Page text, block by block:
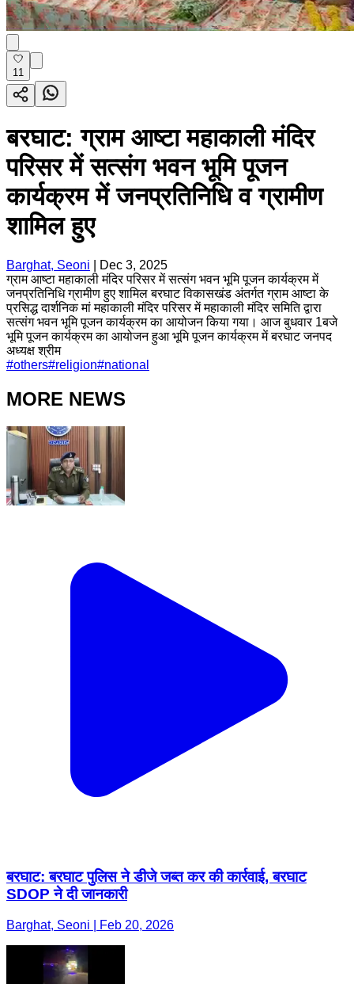
11
बरघाट: ग्राम आष्टा महाकाली मंदिर
परिसर में सत्संग भवन भूमि पूजन
कार्यक्रम में जनप्रतिनिधि व ग्रामीण
शामिल हुए
Barghat, Seoni
Dec 3, 2025
ग्राम आष्टा महाकाली मंदिर परिसर में सत्संग भवन भूमि पूजन कार्यक्रम में
जनप्रतिनिधि ग्रामीण हुए शामिल बरघाट विकासखंड अंतर्गत ग्राम आष्टा के
प्रसिद्ध दार्शनिक मां महाकाली मंदिर परिसर में महाकाली मंदिर समिति द्वारा
सत्संग भवन भूमि पूजन कार्यक्रम का आयोजन किया गया। आज बुधवार 1बजे
भूमि पूजन कार्यक्रम का आयोजन हुआ भूमि पूजन कार्यक्रम में बरघाट जनपद
अध्यक्ष श्रीम
#others#religion#national
MORE NEWS
बरघाट: बरघाट पुलिस ने डीजे जब्त कर की कार्रवाई, बरघाट
SDOP ने दी जानकारी
Barghat, Seoni | Feb 20, 2026